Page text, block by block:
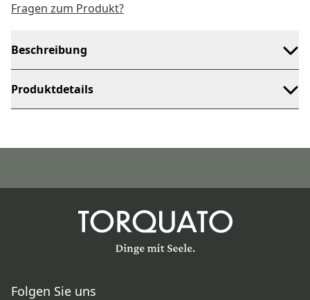
Fragen zum Produkt?
Beschreibung
Produktdetails
Folgen Sie uns